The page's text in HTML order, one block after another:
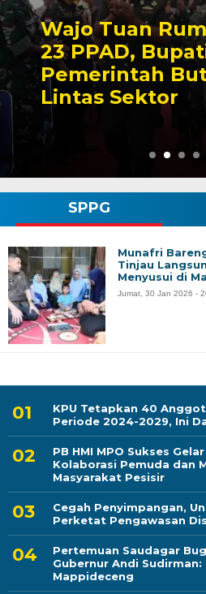
Cegah
Unit Tipidter
Perketat
Distribusi
KPU Tetapkan 40
Periode 2024-2029, Ini
PB HMI MPO Sukses
Kolaborasi Pemuda dan
Masyarakat Pesisir
Cegah Penyimpangan,
Perketat Pengawasan
Pertemuan Saudagar
Gubernur Andi
Mappideceng
SPPG
Munafri
Tinjau
Menyusui di
Jumat, 30 Jan 2026 -